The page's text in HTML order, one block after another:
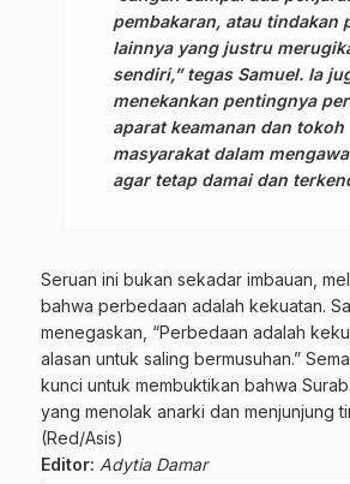
pembakaran, atau tindakan
lainnya yang justru
sendiri,” tegas Samuel. Ia
menekankan pentingnya
aparat keamanan dan tokoh
masyarakat dalam
agar tetap damai dan
Seruan ini bukan sekadar imbauan,
bahwa perbedaan adalah kekuatan.
menegaskan, “Perbedaan adalah
alasan untuk saling bermusuhan.”
kunci untuk membuktikan bahwa
yang menolak anarki dan menjunjung
(Red/Asis)
Editor: Adytia Damar